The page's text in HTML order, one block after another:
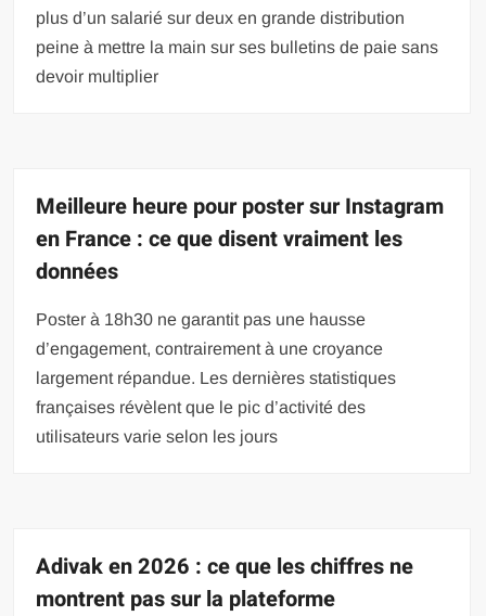
plus d’un salarié sur deux en grande distribution
peine à mettre la main sur ses bulletins de paie sans
devoir multiplier
Meilleure heure pour poster sur Instagram
en France : ce que disent vraiment les
données
Poster à 18h30 ne garantit pas une hausse
d’engagement, contrairement à une croyance
largement répandue. Les dernières statistiques
françaises révèlent que le pic d’activité des
utilisateurs varie selon les jours
Adivak en 2026 : ce que les chiffres ne
montrent pas sur la plateforme